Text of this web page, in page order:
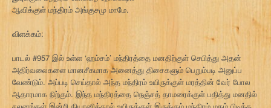
ஆவிக்குள் மந்திரம் அங்குசமு மாமே.
விளக்கம்:
பாடல் #957 இல் உள்ள ‘ஹம்சம்’ மந்திரத்தை மனதிற்குள் செபித்து அதன்
அதிர்வலைகளை மானசீகமாக அனைத்து திசைகளும் பெறும்படி அனுப்ப
வேண்டும். அப்படி செய்தால் அந்த மந்திரம் உயிருக்குள் மரத்தின் வேர் போல
ஆதாரமாக நிற்கும். இந்த மந்திரத்தை நெஞ்சத் தாமரைக்குள் பதித்து மனதில்